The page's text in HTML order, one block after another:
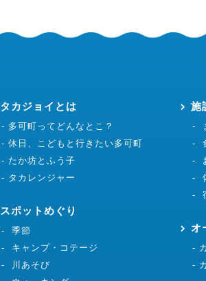
タカジョイとは
多可町ってどんなとこ？
休日、こどもと行きたい多可町
たか坊とふう子
タカレンジャー
スポットめぐり
季節
キャンプ・コテージ
川あそび
施
オ